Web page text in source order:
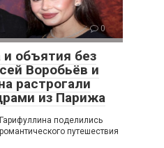
0
объятия без
Воробьёв и
растрогали
из Парижа
поделились
путешествия